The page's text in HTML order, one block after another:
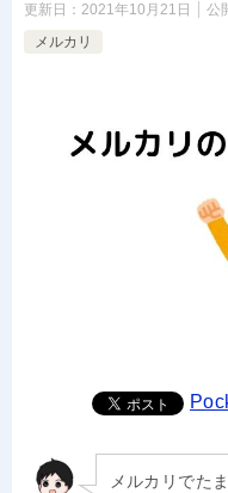
更新日： 2021年10月21日 公
メルカリ
メルカリでた